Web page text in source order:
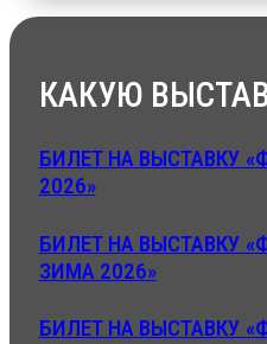
КАКУЮ
БИЛЕТ НА ВЫСТАВКУ
2026»
БИЛЕТ НА ВЫСТАВКУ
ЗИМА 2026»
БИЛЕТ НА ВЫСТАВКУ